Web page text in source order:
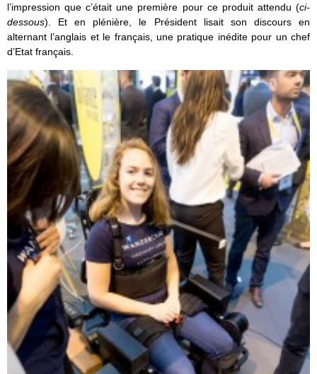
l’impression que c’était une première pour ce produit attendu (ci-
dessous). Et en plénière, le Président lisait son discours en
alternant l’anglais et le français, une pratique inédite pour un chef
d’Etat français.